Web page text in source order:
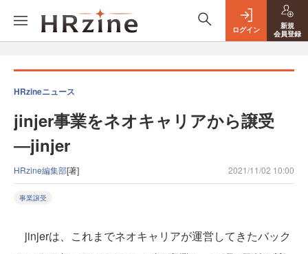
ログイン
新規
会員登録
HRzineニュース
jinjer事業をネオキャリアから譲受
―jinjer
HRzine編集部[著] 2021/11/02 10:00
事業譲受
jinjerは、これまでネオキャリアが運営してきたバック